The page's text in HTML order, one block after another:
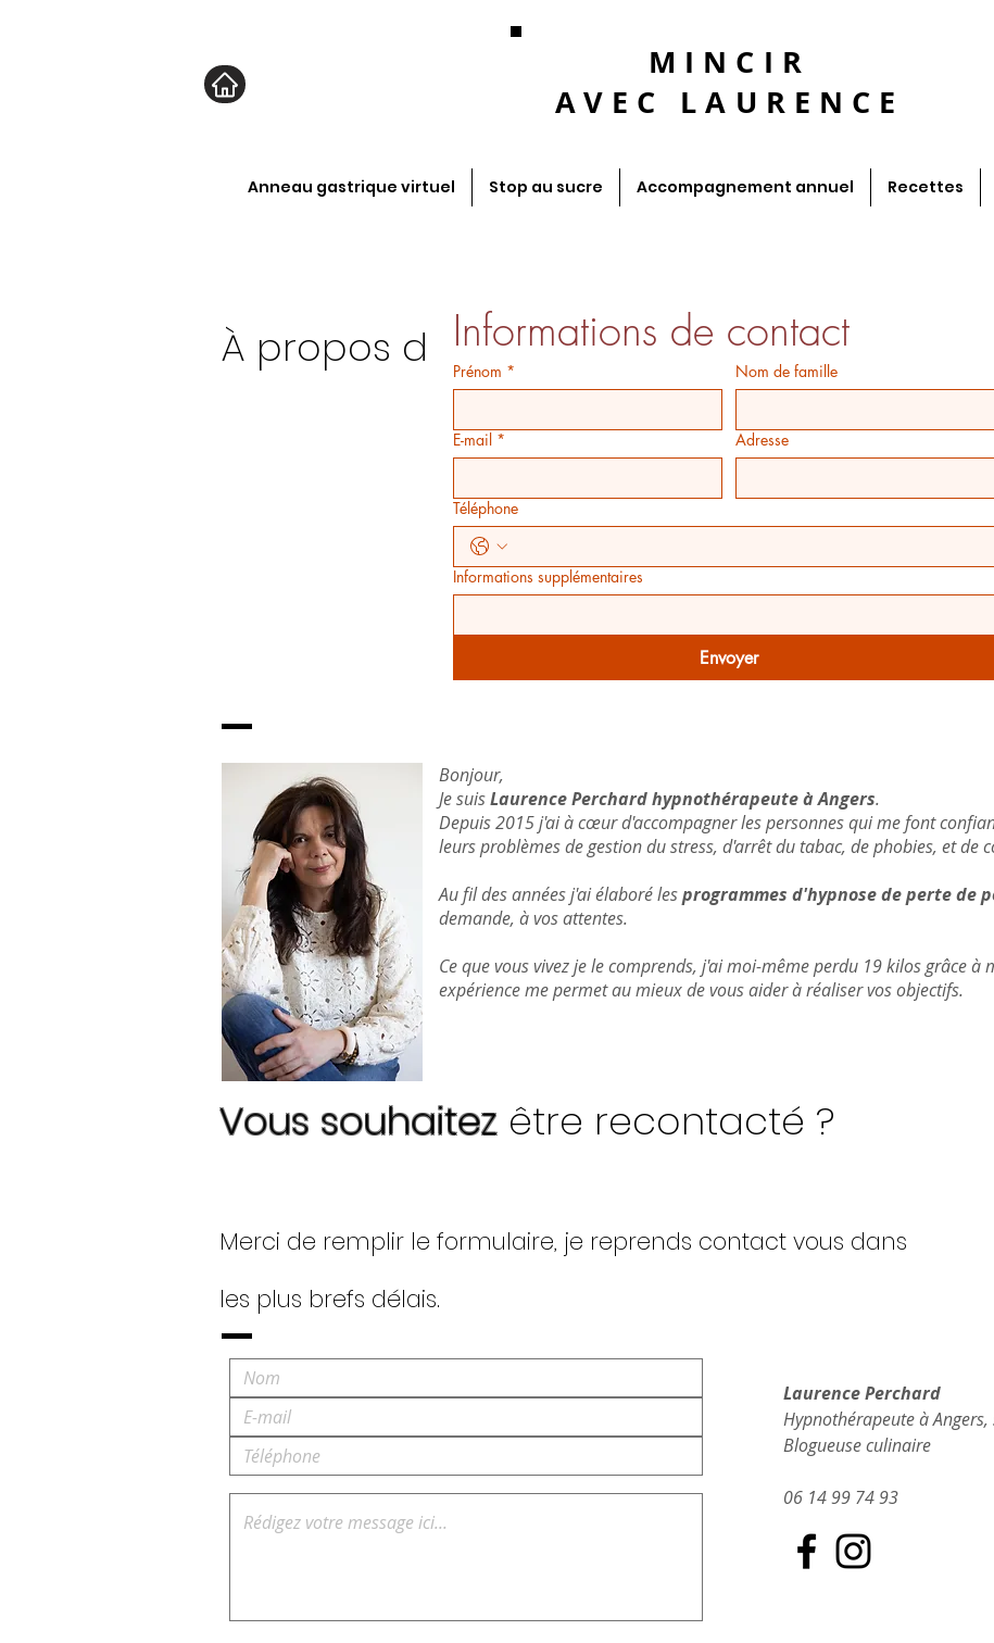
MINCIR
AVEC LAURENCE
Anneau gastrique virtuel Stop au sucre Accompagnement annuel Recettes
À propos de Laurence Perchard
Informations de contact
Prénom * Nom de famille
E-mail * Adresse
Téléphone
Informations supplémentaires
Envoyer
Bonjour,
Je suisLaurence Perchard hypnothérapeute à Angers.
Depuis 2015 j'ai à cœur d'accompagner les personnes qui me font
leurs problèmes de gestion du stress, d'arrêt du tabac, de phobies, et de
Au fil des années j'ai élaboré lesprogrammes d'hypnose de perte de
demande, à vos attentes.
Ce que vous vivez je le comprends, j'ai moi-même perdu 19 kilos grâce à
expérience me permet au mieux de vous aider à réaliser vos objectifs.
Vous souhaitez être recontacté ?
Merci de remplir le formulaire, je reprends contact vous dans
les plus brefs délais.
Laurence Perchard
Hypnothérapeute à
Blogueuse culinaire
06 14 99 74 93